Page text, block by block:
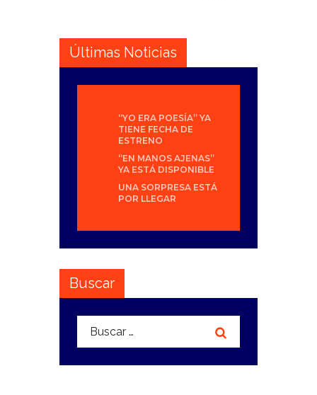
Últimas Noticias
“YO ERA POESÍA” YA
TIENE FECHA DE
ESTRENO
“EN MANOS AJENAS”
YA ESTÁ DISPONIBLE
UNA SORPRESA ESTÁ
POR LLEGAR
Buscar
Buscar: